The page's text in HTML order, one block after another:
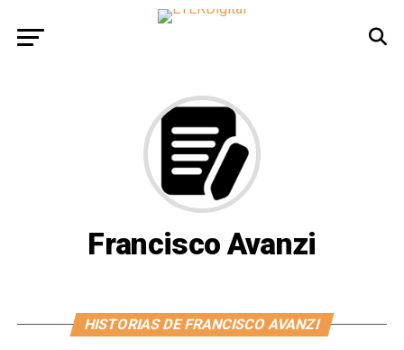
Francisco Avanzi
HISTORIAS DE FRANCISCO AVANZI